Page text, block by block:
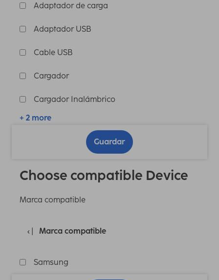
Adaptador de carga
Adaptador USB
Cable USB
Cargador
Cargador Inalámbrico
+ 2 more
Guardar
Choose compatible Device
Marca compatible
Marca compatible
Samsung